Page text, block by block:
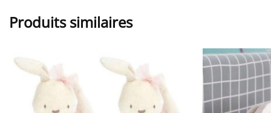
Produits similaires